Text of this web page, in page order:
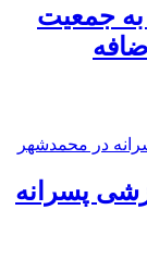
نفر به جمعیت
پسرانه